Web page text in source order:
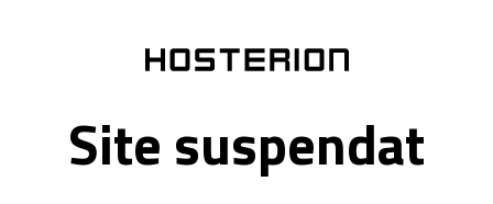
Site suspendat